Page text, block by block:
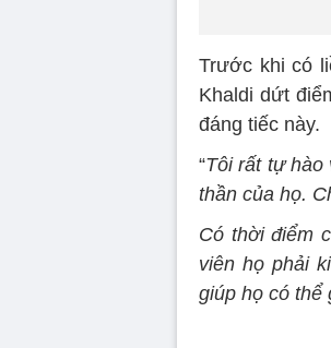
Trước khi có
Khaldi dứt
đáng tiếc này.
“Tôi rất tự hào
thần của họ.
Có thời điểm
viên họ phải
giúp họ có thể